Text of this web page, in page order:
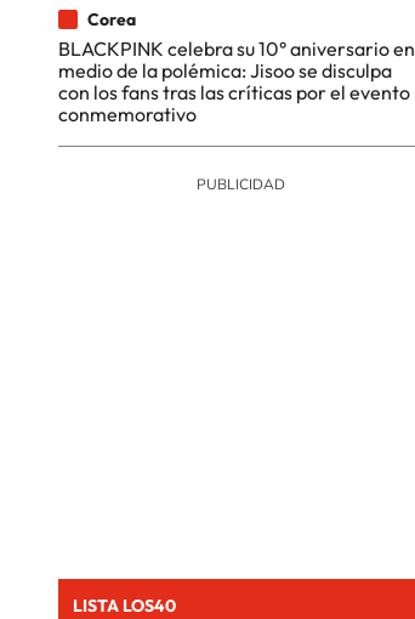
Corea
BLACKPINK celebra su 10° aniversario en
medio de la polémica: Jisoo se disculpa
con los fans tras las críticas por el evento
conmemorativo
LISTA LOS40